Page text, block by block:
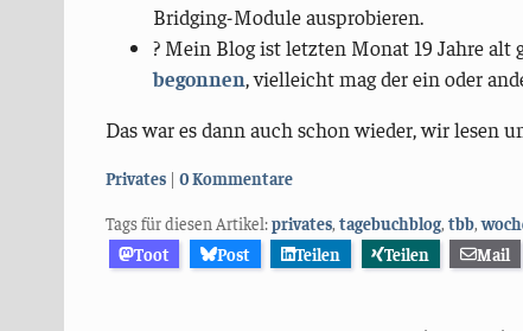
Bridging-Module ausprobieren.
?️ Mein Blog ist letzten Monat 19 Jahre alt
begonnen, vielleicht mag der ein oder
Das war es dann auch schon wieder, wir lesen
Kategorien:
Privates 0 Kommentare
Tags für diesen Artikel:privates, tagebuchblog, tbb,
Toot
Post Teilen Teilen Mail